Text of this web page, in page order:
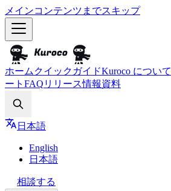
メインコンテンツまでスキップ
ホーム クイックガイドKuroco について
ート FAQ リリース情報資料
日本語
English
日本語
相談する